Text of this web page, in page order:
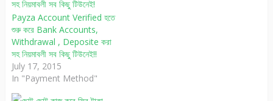
Payza Account Verified হতে
শুরু করে Bank Accounts,
Withdrawal , Deposite করা
সহ নিয়মাবলী সব কিছু টিউনেই!!
July 17, 2015
In "Payment Method"